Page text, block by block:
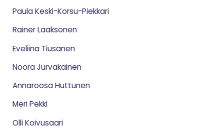
Paula Keski-Korsu-Piekkari
Rainer Laaksonen
Eveliina Tiusanen
Noora Jurvakainen
Annaroosa Huttunen
Meri Pekki
Olli Koivusaari